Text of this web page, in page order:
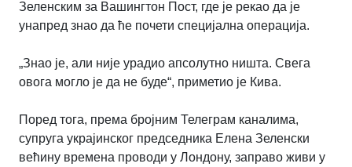
Зеленским за Вашингтон Пост, где је рекао да је
унапред знао да ће почети специјална операција.
„Знао је, али није урадио апсолутно ништа. Свега
овога могло је да не буде“, приметио је Кива.
Поред тога, према бројним Телеграм каналима,
супруга украјинског председника Елена Зеленски
већину времена проводи у Лондону, заправо живи у